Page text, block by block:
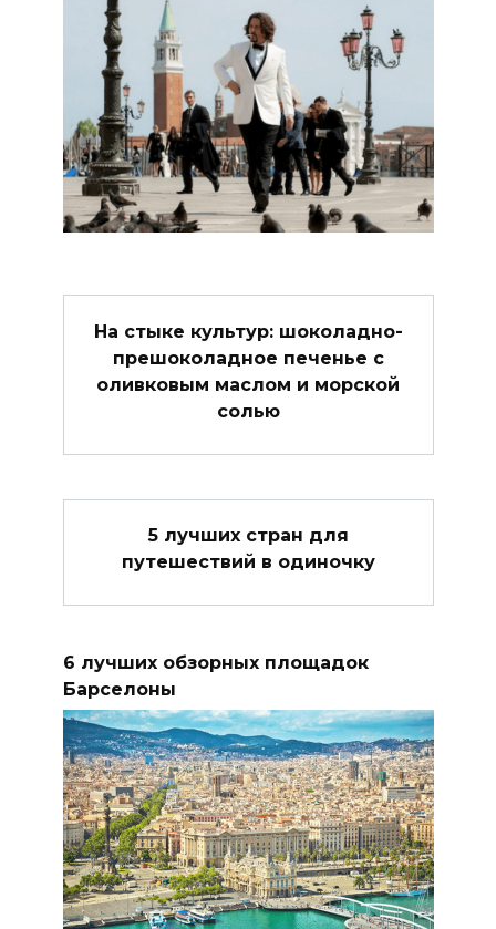
На стыке культур: шоколадно-
прешоколадное печенье с
оливковым маслом и морской
солью
5 лучших стран для
путешествий в одиночку
6 лучших обзорных площадок
Барселоны